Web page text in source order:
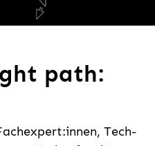
path:
Tech-